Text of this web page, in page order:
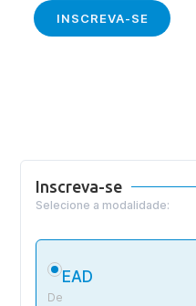
INSCREVA-SE
Inscreva-se
Selecione a modalidade:
EAD
De